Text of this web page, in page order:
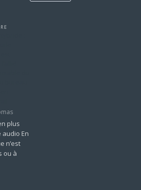
plus
audio En
n’est
ou à